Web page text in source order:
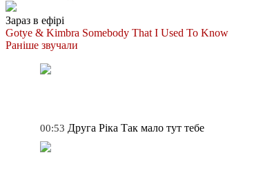
Зараз в ефірі
Gotye & Kimbra Somebody That I Used To Know
Раніше звучали
00:53 Друга Ріка Так мало тут тебе